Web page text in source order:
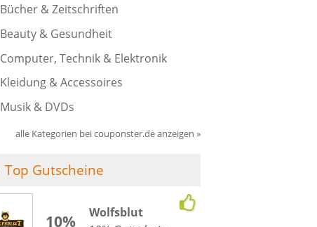
Bücher & Zeitschriften
Beauty & Gesundheit
Computer, Technik & Elektronik
Kleidung & Accessoires
Musik & DVDs
alle Kategorien bei couponster.de anzeigen »
Top Gutscheine
10%
Wolfsblut